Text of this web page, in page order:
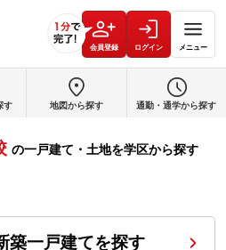
会員登録 ログイン メニュー
す 地図から探す 通勤・通学から探す
の一戸建て・土地を学区から探す
築一戸建てを探す